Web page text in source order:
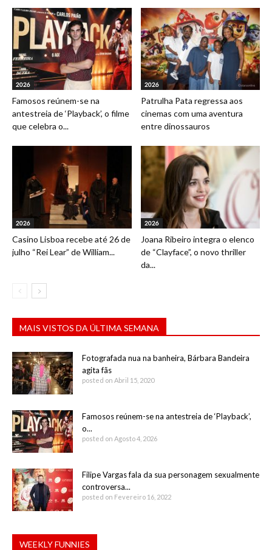
2026
Famosos reúnem-se na
antestreia de ‘Playback’, o filme
que celebra o...
2026
Patrulha Pata regressa aos
cinemas com uma aventura
entre dinossauros
2026
Casino Lisboa recebe até 26 de
julho “Rei Lear” de William...
2026
Joana Ribeiro integra o elenco
de “Clayface”, o novo thriller
da...
MAIS VISTOS DA ÚLTIMA SEMANA
Fotografada nua na banheira, Bárbara Bandeira
agita fãs
posted on Abril 15, 2020
Famosos reúnem-se na antestreia de ‘Playback’,
o...
posted on Agosto 4, 2026
Filipe Vargas fala da sua personagem sexualmente
controversa...
posted on Fevereiro 16, 2022
WEEKLY FUNNIES